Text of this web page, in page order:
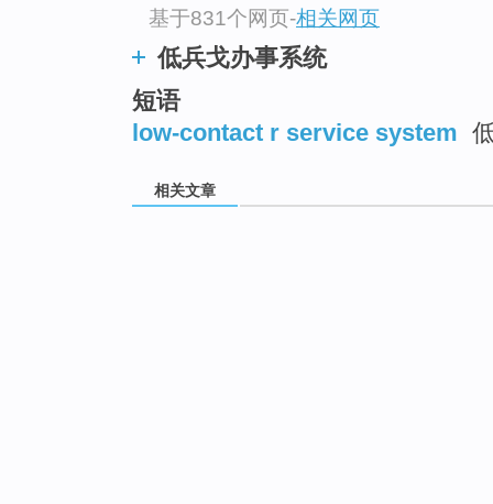
基于831个网页-相关网页
低兵戈办事系统
短语
low-contact r service system
相关文章